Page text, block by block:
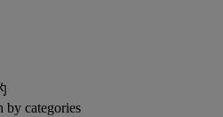
by categories